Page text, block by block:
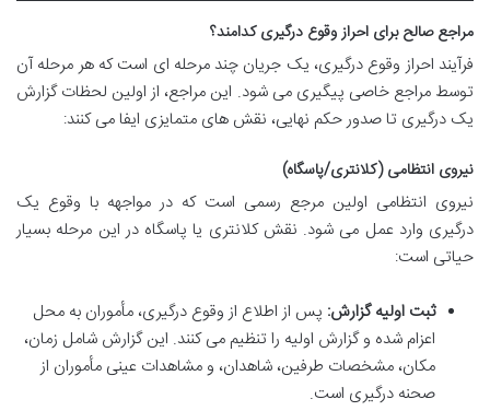
مراجع صالح برای احراز وقوع درگیری کدامند؟
فرآیند احراز وقوع درگیری، یک جریان چند مرحله ای است که هر مرحله آن
توسط مراجع خاصی پیگیری می شود. این مراجع، از اولین لحظات گزارش
یک درگیری تا صدور حکم نهایی، نقش های متمایزی ایفا می کنند:
نیروی انتظامی (کلانتری/پاسگاه)
نیروی انتظامی اولین مرجع رسمی است که در مواجهه با وقوع یک
درگیری وارد عمل می شود. نقش کلانتری یا پاسگاه در این مرحله بسیار
حیاتی است:
ثبت اولیه گزارش: پس از اطلاع از وقوع درگیری، مأموران به محل
اعزام شده و گزارش اولیه را تنظیم می کنند. این گزارش شامل زمان،
مکان، مشخصات طرفین، شاهدان، و مشاهدات عینی مأموران از
صحنه درگیری است.